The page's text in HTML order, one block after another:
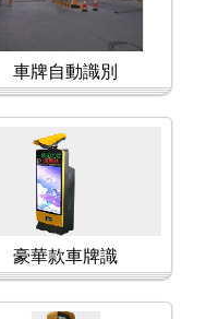
車牌自動識別
豪華款車牌識